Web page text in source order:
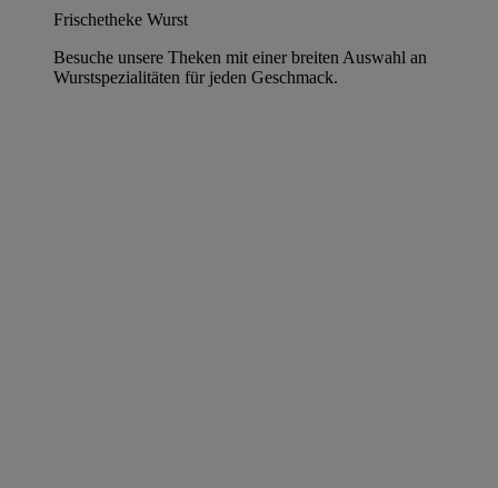
Frischetheke Wurst
Besuche unsere Theken mit einer breiten Auswahl an
Wurstspezialitäten für jeden Geschmack.